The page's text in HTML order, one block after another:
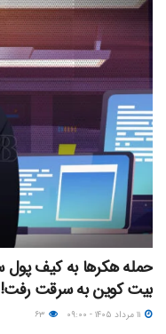
بیت کوین به سرقت رفت!